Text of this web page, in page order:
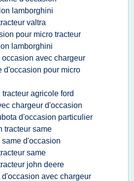
lamborghini
valtra
pour micro tracteur
lamborghini
avec chargeur
d'occasion pour micro
agricole ford
chargeur d'occasion
d'occasion particulier
tracteur same
d'occasion
same
john deere
avec chargeur